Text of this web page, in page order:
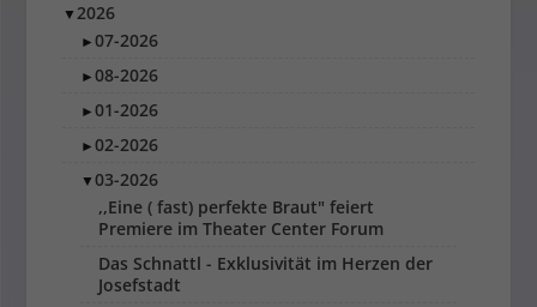
▼2026
►07-2026
►08-2026
►01-2026
►02-2026
▼03-2026
,,Eine ( fast) perfekte Braut" feiert
Premiere im Theater Center Forum
Das Schnattl - Exklusivität im Herzen der
Josefstadt